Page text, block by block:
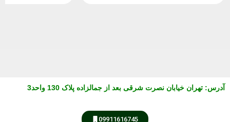
آدرس: تهران خیابان نصرت شرقی بعد از جمالزاده پلاک 130 واحد3
09911616745